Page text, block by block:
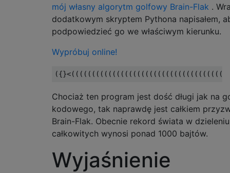
mój własny algorytm golfowy Brain-Flak .
dodatkowym skryptem Pythona napisałem,
podpowiedzieć go we właściwym kierunku.
Wypróbuj online!
Chociaż ten program jest dość długi jak na
kodowego, tak naprawdę jest całkiem
Brain-Flak. Obecnie rekord świata w
całkowitych wynosi ponad 1000 bajtów.
Wyjaśnienie